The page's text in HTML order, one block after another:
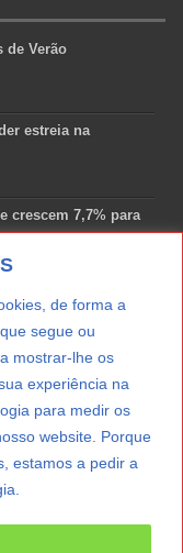
de forma a
segue ou
mostrar-lhe os
experiência na
para medir os
website. Porque
estamos a pedir a
de Verão
estreia na
crescem 7,7% para
colheita reforça
Setúbal recebe